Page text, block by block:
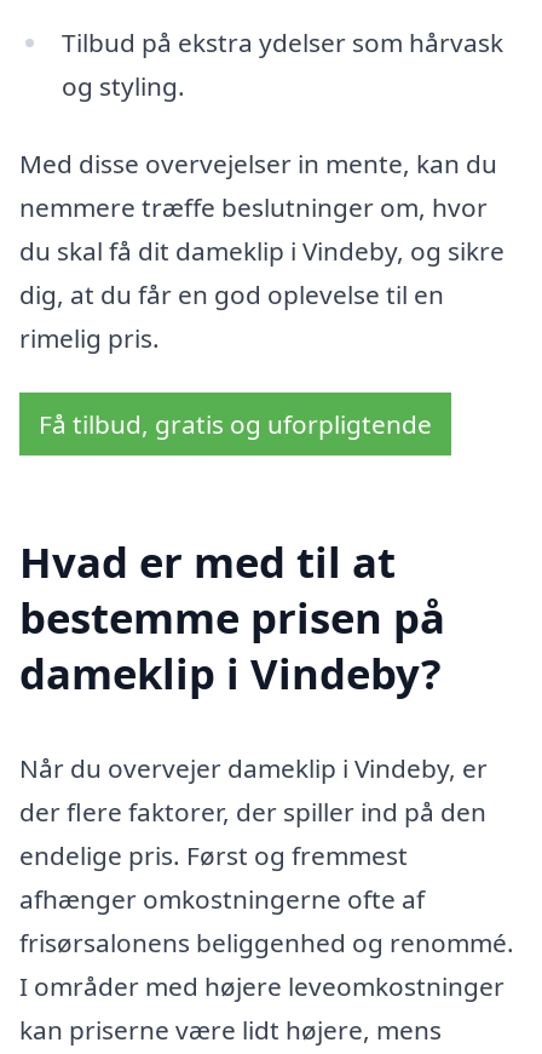
Tilbud på ekstra ydelser som hårvask
og styling.
Med disse overvejelser in mente, kan du
nemmere træffe beslutninger om, hvor
du skal få dit dameklip i Vindeby, og sikre
dig, at du får en god oplevelse til en
rimelig pris.
Få tilbud, gratis og uforpligtende
Hvad er med til at
bestemme prisen på
dameklip i Vindeby?
Når du overvejer dameklip i Vindeby, er
der flere faktorer, der spiller ind på den
endelige pris. Først og fremmest
afhænger omkostningerne ofte af
frisørsalonens beliggenhed og renommé.
I områder med højere leveomkostninger
kan priserne være lidt højere, mens